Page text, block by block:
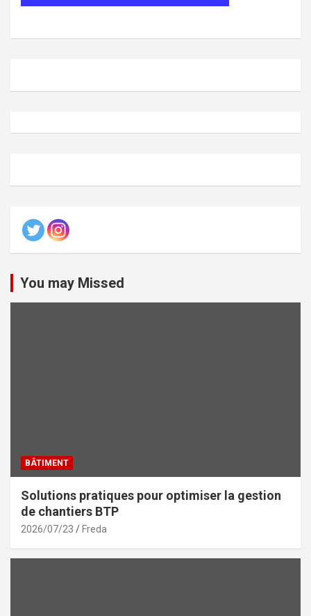
You may Missed
BÂTIMENT
Solutions pratiques pour optimiser la gestion
de chantiers BTP
2026/07/23 Freda